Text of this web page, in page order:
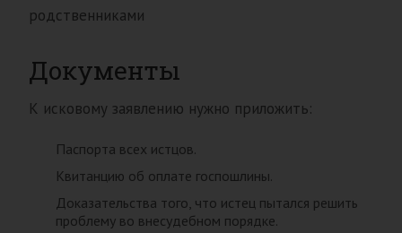
родственниками
Документы
К исковому заявлению нужно приложить:
Паспорта всех истцов.
Квитанцию об оплате госпошлины.
Доказательства того, что истец пытался решить
проблему во внесудебном порядке.